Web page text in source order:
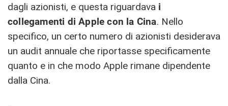
dagli azionisti, e questa riguardava i
collegamenti di Apple con la Cina. Nello
specifico, un certo numero di azionisti desiderava
un audit annuale che riportasse specificamente
quanto e in che modo Apple rimane dipendente
dalla Cina.